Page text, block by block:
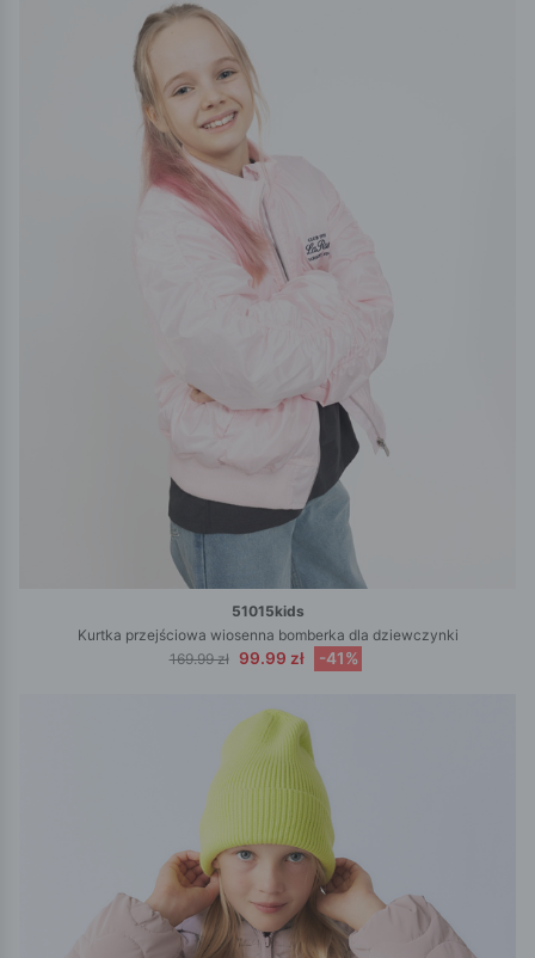
51015kids
Kurtka przejściowa wiosenna bomberka dla dziewczynki
169.99 zł 99.99 zł -41%